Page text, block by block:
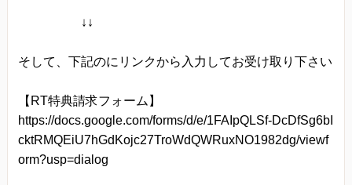
↓↓
そして、下記のにリンクから入力してお受け取り下さい
【RT特典請求フォーム】
https://docs.google.com/forms/d/e/1FAIpQLSf-DcDfSg6bI
cktRMQEiU7hGdKojc27TroWdQWRuxNO1982dg/viewf
orm?usp=dialog